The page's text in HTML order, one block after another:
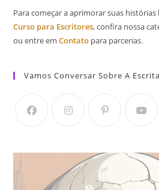
Para começar a aprimorar suas
Curso para Escritores, confira nossa
ou entre emContato para parcerias.
Vamos Conversar Sobre A
nova
uma
nova
uma
nova